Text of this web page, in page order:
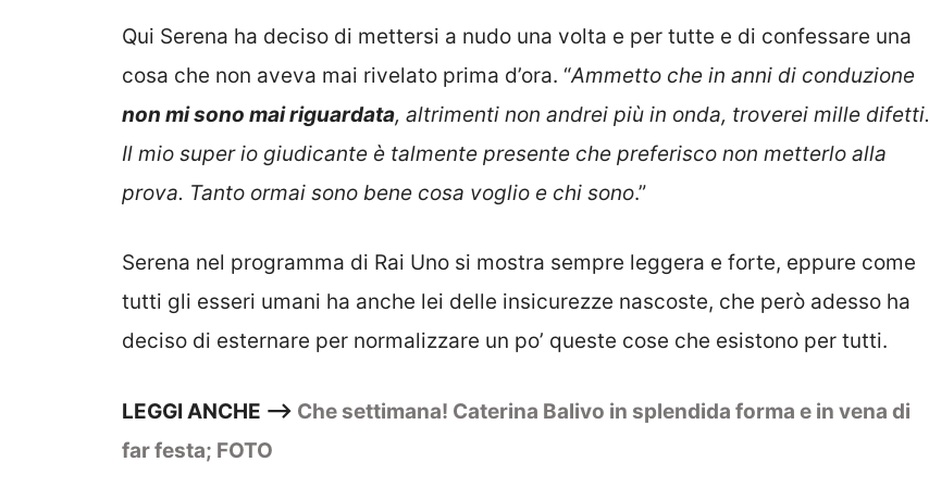
Qui Serena ha deciso di mettersi a nudo una volta e per tutte e di confessare una
cosa che non aveva mai rivelato prima d’ora. “Ammetto che in anni di conduzione
non mi sono mai riguardata, altrimenti non andrei più in onda, troverei mille difetti.
Il mio super io giudicante è talmente presente che preferisco non metterlo alla
prova. Tanto ormai sono bene cosa voglio e chi sono.”
Serena nel programma di Rai Uno si mostra sempre leggera e forte, eppure come
tutti gli esseri umani ha anche lei delle insicurezze nascoste, che però adesso ha
deciso di esternare per normalizzare un po’ queste cose che esistono per tutti.
LEGGI ANCHE –> Che settimana! Caterina Balivo in splendida forma e in vena di
far festa; FOTO